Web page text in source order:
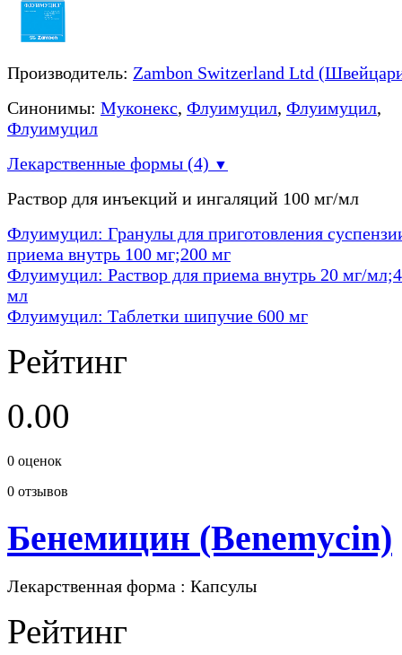
Производитель: Zambon Switzerland Ltd
Синонимы: Муконекс, Флуимуцил, Флуимуцил,
Флуимуцил
Лекарственные формы (4) ▼
Раствор для инъекций и ингаляций 100 мг/мл
Флуимуцил: Гранулы для приготовления
приема внутрь 100 мг;200 мг
Флуимуцил: Раствор для приема внутрь 20 мг/
мл
Флуимуцил: Таблетки шипучие 600 мг
Рейтинг
0.00
0 оценок
0 отзывов
Бенемицин (Benemycin)
Лекарственная форма : Капсулы
Рейтинг